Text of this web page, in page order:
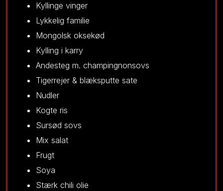
Kyllinge vinger
​Lykkelig familie
Mongolsk oksekød
Kylling i karry
Andesteg m. champingnonsovs
Tigerrejer & blæksputte sate
Nudler
Kogte ris
​Sursød sovs
Mix salat
Frugt
Soya
Stærk chili olie